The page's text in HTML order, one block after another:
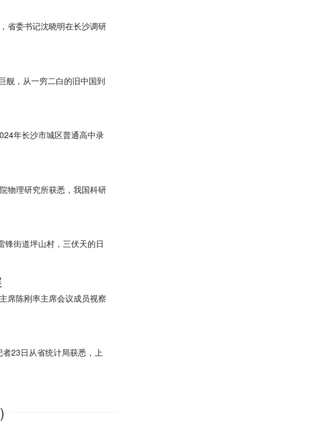
省委书记沈晓明在长沙调研
舰，从一穷二白的旧中国到
年长沙市城区普通高中录
物理研究所获悉，我国科研
锋街道坪山村，三伏天的日
席陈刚率主席会议成员视察
23日从省统计局获悉，上